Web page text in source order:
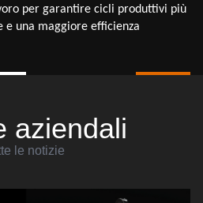
per garantire cicli produttivi più
e una maggiore efficienza
aziendali
le notizie